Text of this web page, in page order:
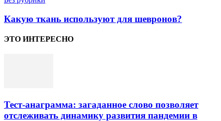
Какую ткань используют для шевронов?
ЭТО ИНТЕРЕСНО
Тест-анаграмма: загаданное слово позволяет
отслеживать динамику развития пандемии в